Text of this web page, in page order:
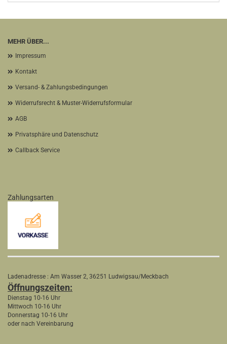
MEHR ÜBER...
Impressum
Kontakt
Versand- & Zahlungsbedingungen
Widerrufsrecht & Muster-Widerrufsformular
AGB
Privatsphäre und Datenschutz
Callback Service
Zahlungsarten
Ladenadresse : Am Wasser 2, 36251 Ludwigsau/Meckbach
Öffnungszeiten:
Dienstag 10-16 Uhr
Mittwoch 10-16 Uhr
Donnerstag 10-16 Uhr
oder nach Vereinbarung